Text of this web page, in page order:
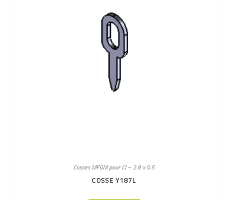
Cosses MFOM pour CI – 2.8 x 0.5
COSSE Y187L